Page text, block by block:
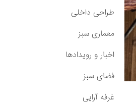
طراحی داخلی
معماری سبز
اخبار و رویدادها
فضای سبز
غرفه آرایی